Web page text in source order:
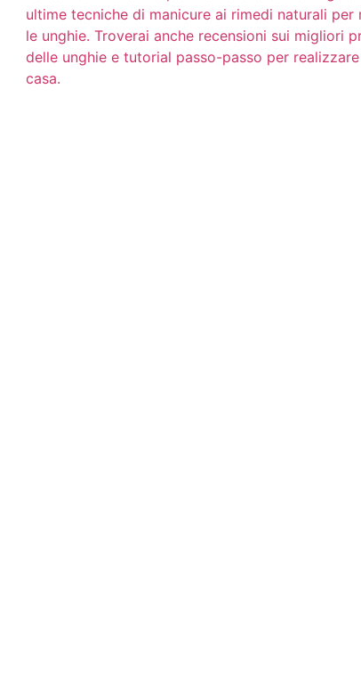
ultime tecniche di manicure ai rimedi naturali
le unghie. Troverai anche recensioni sui migliori
delle unghie e tutorial passo-passo per
casa.